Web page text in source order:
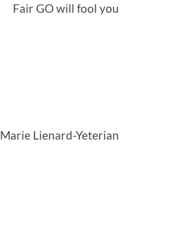
Fair GO will fool you
Marie Lienard-Yeterian